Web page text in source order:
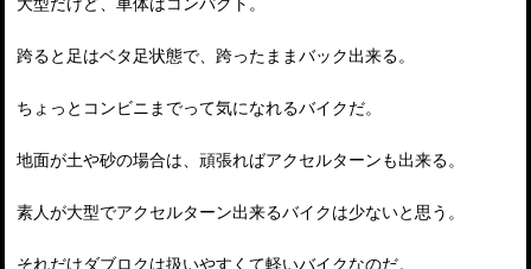
跨ると足はベタ足状態で、跨ったままバック出来る。
ちょっとコンビニまでって気になれるバイクだ。
地面が土や砂の場合は、頑張ればアクセルターンも出来る。
素人が大型でアクセルターン出来るバイクは少ないと思う。
それだけダブロクは扱いやすくて軽いバイクなのだ。